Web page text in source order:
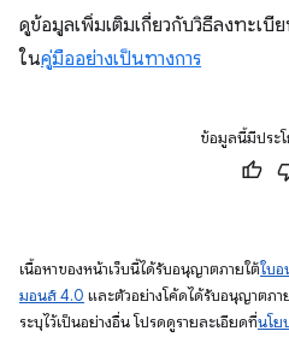
ดูข้อมูลเพิ่มเติมเกี่ยวกับวิธีลงทะเบี
ในคู่มืออย่างเป็นทางการ
ข้อมูลนี้มีประ
เนื้อหาของหน้าเว็บนี้ได้รับอนุญาตภายใต้ใบ
มอนส์ 4.0 และตัวอย่างโค้ดได้รับอนุญาตภา
ระบุไว้เป็นอย่างอื่น โปรดดูรายละเอียดที่นโย